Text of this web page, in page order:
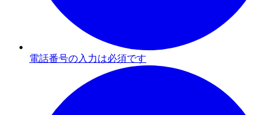
電話番号の入力は必須です